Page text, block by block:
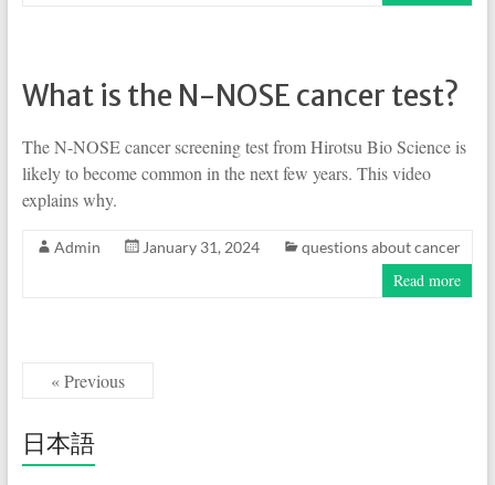
What is the N-NOSE cancer test?
The N-NOSE cancer screening test from Hirotsu Bio Science is
likely to become common in the next few years. This video
explains why.
Admin January 31, 2024 questions about cancer
Read more
« Previous
日本語